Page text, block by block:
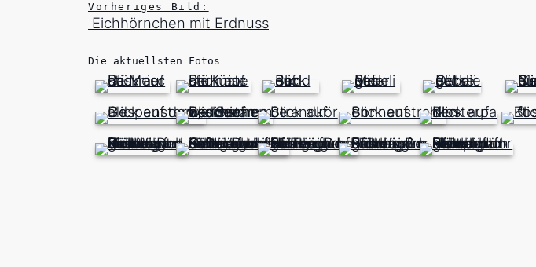
Vorheriges Bild:
Eichhörnchen mit Erdnuss
Die aktuellsten Fotos